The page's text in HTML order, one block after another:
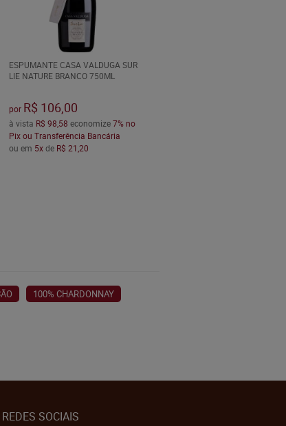
ESPUMANTE CASA VALDUGA SUR
LIE NATURE BRANCO 750ML
por R$ 106,00
à vista R$ 98,58 economize7% no
Pix ou Transferência Bancária
ou em 5xde R$ 21,20
100% CHARDONNAY
REDES SOCIAIS